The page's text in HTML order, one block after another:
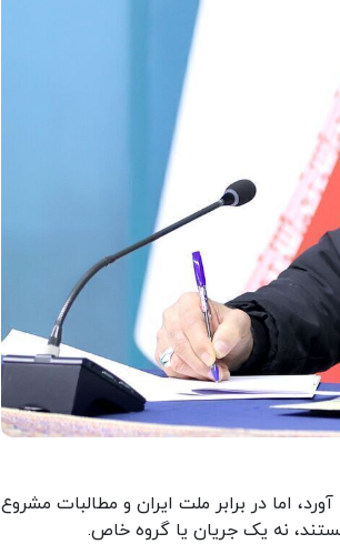
اما در برابر ملت ایران و مطالبات مشروع
نه یک جریان یا گروه خاص.